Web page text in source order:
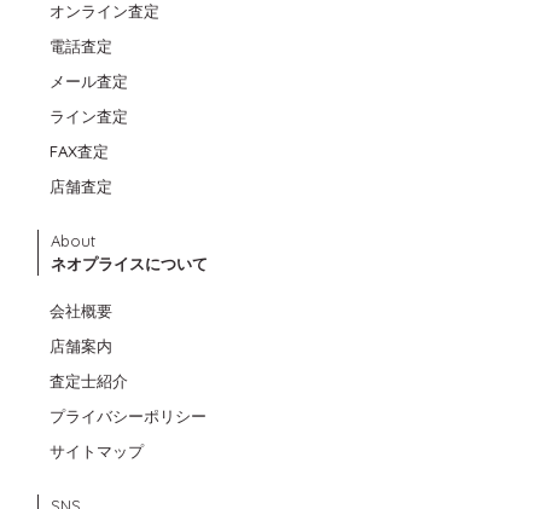
オンライン査定
電話査定
メール査定
ライン査定
FAX査定
店舗査定
About
ネオプライスについて
会社概要
店舗案内
査定士紹介
プライバシーポリシー
サイトマップ